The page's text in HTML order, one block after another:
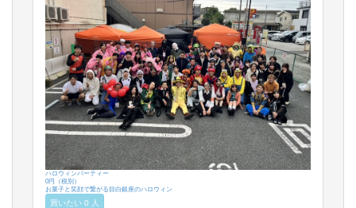
ハロウィンパーティー
0円（税別）
お菓子と笑顔で繋がる目白銀座のハロウィン
買いたい 0 人